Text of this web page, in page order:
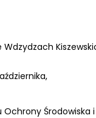
Środowiska